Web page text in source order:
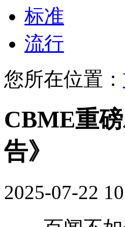
标准
流行
您所在位置：
CBME重
告》
2025-07-